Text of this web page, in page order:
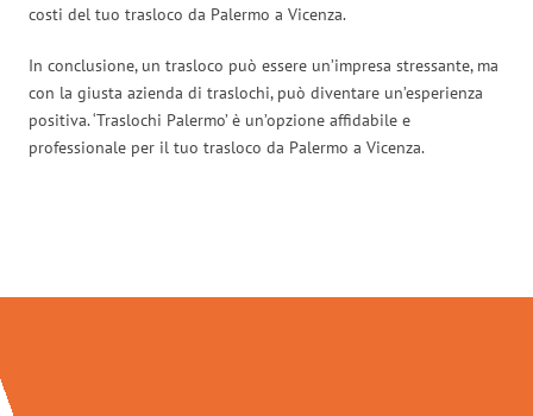
costi del tuo trasloco da Palermo a Vicenza.
In conclusione, un trasloco può essere un’impresa stressante, ma
con la giusta azienda di traslochi, può diventare un’esperienza
positiva. ‘Traslochi Palermo’ è un’opzione affidabile e
professionale per il tuo trasloco da Palermo a Vicenza.